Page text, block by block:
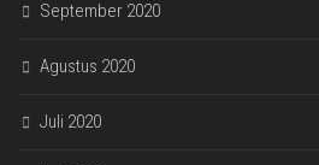
September 2020
Agustus 2020
Juli 2020